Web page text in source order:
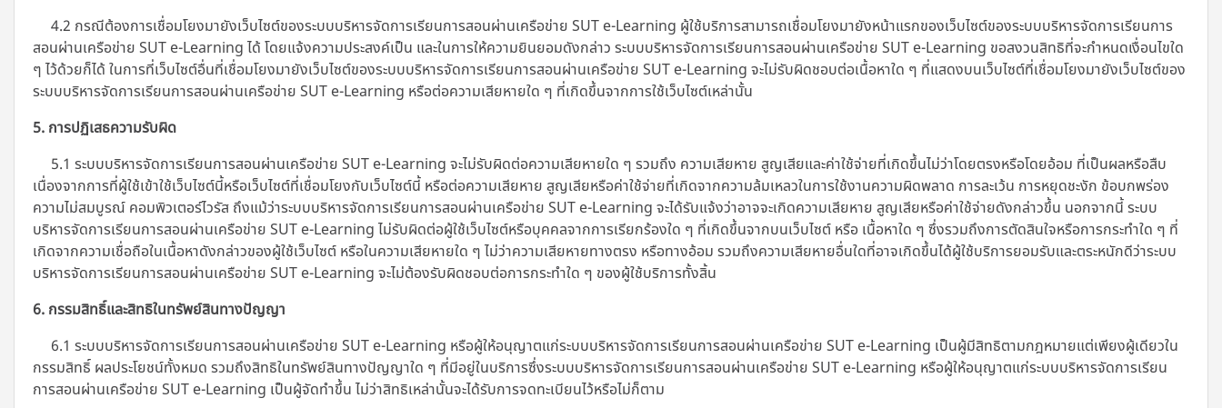
4.2 กรณีต้องการเชื่อมโยงมายังเว็บไซต์ของระบบบริหารจัดการเรียนการสอนผ่านเครือข่าย SUT e-Learning ผู้ใช้บริการสามารถเชื่อมโยงมายังหน้าแรกของเว็บไซต์ของระบบบริหารจัดการเรียนการ
สอนผ่านเครือข่าย SUT e-Learning ได้ โดยแจ้งความประสงค์เป็น และในการให้ความยินยอมดังกล่าว ระบบบริหารจัดการเรียนการสอนผ่านเครือข่าย SUT e-Learning ขอสงวนสิทธิที่จะกำหนดเงื่อนไขใด
ๆ ไว้ด้วยก็ได้ ในการที่เว็บไซต์อื่นที่เชื่อมโยงมายังเว็บไซต์ของระบบบริหารจัดการเรียนการสอนผ่านเครือข่าย SUT e-Learning จะไม่รับผิดชอบต่อเนื้อหาใด ๆ ที่แสดงบนเว็บไซต์ที่เชื่อมโยงมายังเว็บไซต์ของ
ระบบบริหารจัดการเรียนการสอนผ่านเครือข่าย SUT e-Learning หรือต่อความเสียหายใด ๆ ที่เกิดขึ้นจากการใช้เว็บไซต์เหล่านั้น
5. การปฏิเสธความรับผิด
5.1 ระบบบริหารจัดการเรียนการสอนผ่านเครือข่าย SUT e-Learning จะไม่รับผิดต่อความเสียหายใด ๆ รวมถึง ความเสียหาย สูญเสียและค่าใช้จ่ายที่เกิดขึ้นไม่ว่าโดยตรงหรือโดยอ้อม ที่เป็นผลหรือสืบ
เนื่องจากการที่ผู้ใช้เข้าใช้เว็บไซต์นี้หรือเว็บไซต์ที่เชื่อมโยงกับเว็บไซต์นี้ หรือต่อความเสียหาย สูญเสียหรือค่าใช้จ่ายที่เกิดจากความล้มเหลวในการใช้งานความผิดพลาด การละเว้น การหยุดชะงัก ข้อบกพร่อง
ความไม่สมบูรณ์ คอมพิวเตอร์ไวรัส ถึงแม้ว่าระบบบริหารจัดการเรียนการสอนผ่านเครือข่าย SUT e-Learning จะได้รับแจ้งว่าอาจจะเกิดความเสียหาย สูญเสียหรือค่าใช้จ่ายดังกล่าวขึ้น นอกจากนี้ระบบ
บริหารจัดการเรียนการสอนผ่านเครือข่าย SUT e-Learning ไม่รับผิดต่อผู้ใช้เว็บไซต์หรือบุคคลจากการเรียกร้องใด ๆ ที่เกิดขึ้นจากบนเว็บไซต์ หรือ เนื้อหาใด ๆ ซึ่งรวมถึงการตัดสินใจหรือการกระทำใด ๆ ที่
เกิดจากความเชื่อถือในเนื้อหาดังกล่าวของผู้ใช้เว็บไซต์ หรือในความเสียหายใด ๆ ไม่ว่าความเสียหายทางตรง หรือทางอ้อม รวมถึงความเสียหายอื่นใดที่อาจเกิดขึ้นได้ผู้ใช้บริการยอมรับและตระหนักดีว่าระบบ
บริหารจัดการเรียนการสอนผ่านเครือข่าย SUT e-Learning จะไม่ต้องรับผิดชอบต่อการกระทำใด ๆ ของผู้ใช้บริการทั้งสิ้น
6. กรรมสิทธิ์และสิทธิในทรัพย์สินทางปัญญา
6.1 ระบบบริหารจัดการเรียนการสอนผ่านเครือข่าย SUT e-Learning หรือผู้ให้อนุญาตแก่ระบบบริหารจัดการเรียนการสอนผ่านเครือข่าย SUT e-Learning เป็นผู้มีสิทธิตามกฎหมายแต่เพียงผู้เดียวใน
กรรมสิทธิ์ ผลประโยชน์ทั้งหมด รวมถึงสิทธิในทรัพย์สินทางปัญญาใด ๆ ที่มีอยู่ในบริการซึ่งระบบบริหารจัดการเรียนการสอนผ่านเครือข่าย SUT e-Learning หรือผู้ให้อนุญาตแก่ระบบบริหารจัดการเรียน
การสอนผ่านเครือข่าย SUT e-Learning เป็นผู้จัดทำขึ้น ไม่ว่าสิทธิเหล่านั้นจะได้รับการจดทะเบียนไว้หรือไม่ก็ตาม